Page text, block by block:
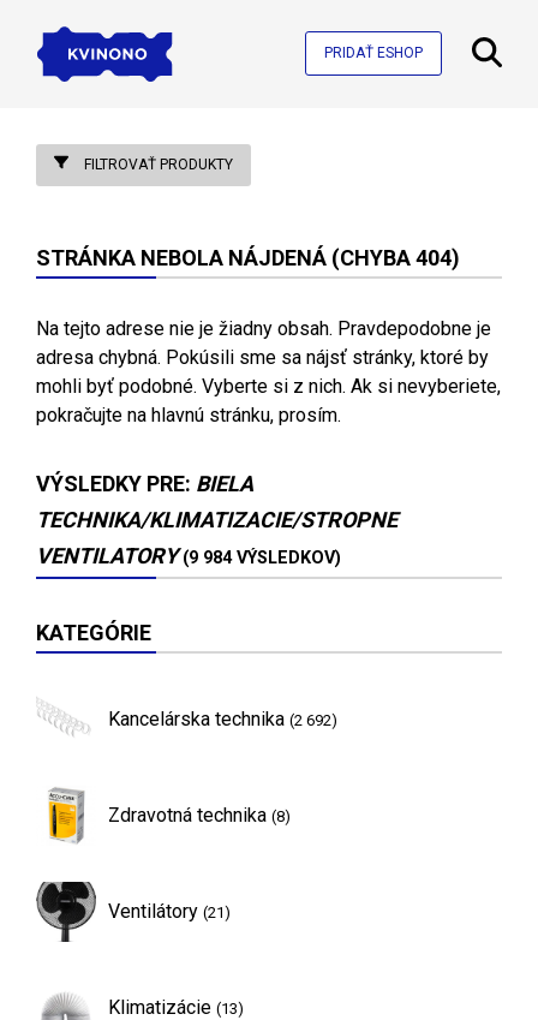
PRIDAŤ ESHOP
FILTROVAŤ PRODUKTY
STRÁNKA NEBOLA NÁJDENÁ (CHYBA 404)
Na tejto adrese nie je žiadny obsah. Pravdepodobne je
adresa chybná. Pokúsili sme sa nájsť stránky, ktoré by
mohli byť podobné. Vyberte si z nich. Ak si nevyberiete,
pokračujte na hlavnú stránku, prosím.
VÝSLEDKY PRE: BIELA
TECHNIKA/KLIMATIZACIE/STROPNE
VENTILATORY (9 984 VÝSLEDKOV)
KATEGÓRIE
Kancelárska technika (2 692)
Zdravotná technika (8)
Ventilátory (21)
Klimatizácie (13)